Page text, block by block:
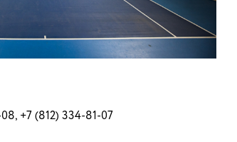
+7 (812) 334-81-07